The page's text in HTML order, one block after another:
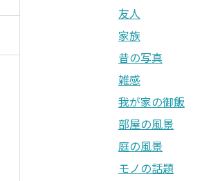
友人
家族
昔の写真
雑感
我が家の御飯
部屋の風景
庭の風景
モノの話題